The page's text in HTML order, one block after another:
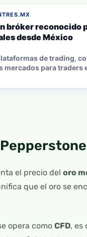
bróker reconocido
desde México
de trading,
mercados para traders
Pepperstone
el precio del oro
que el oro se
opera como CFD, es